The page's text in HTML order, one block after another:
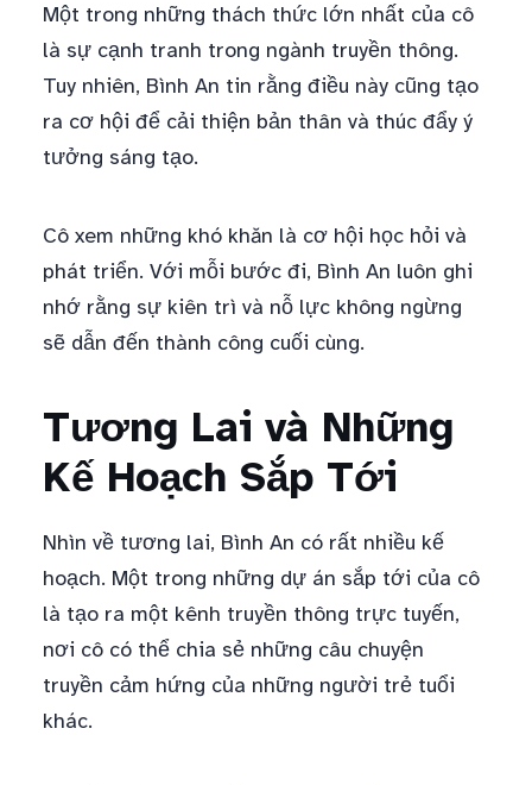
Một trong những thách thức lớn nhất của cô
là sự cạnh tranh trong ngành truyền thông.
Tuy nhiên, Bình An tin rằng điều này cũng tạo
ra cơ hội để cải thiện bản thân và thúc đẩy ý
tưởng sáng tạo.
Cô xem những khó khăn là cơ hội học hỏi và
phát triển. Với mỗi bước đi, Bình An luôn ghi
nhớ rằng sự kiên trì và nỗ lực không ngừng
sẽ dẫn đến thành công cuối cùng.
Tương Lai và Những
Kế Hoạch Sắp Tới
Nhìn về tương lai, Bình An có rất nhiều kế
hoạch. Một trong những dự án sắp tới của cô
là tạo ra một kênh truyền thông trực tuyến,
nơi cô có thể chia sẻ những câu chuyện
truyền cảm hứng của những người trẻ tuổi
khác.